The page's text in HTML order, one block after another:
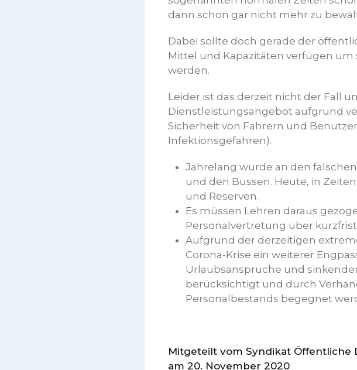
dann schon gar nicht mehr zu
Dabei sollte doch gerade der
Mittel und Kapazitäten verfügen
werden.
Leider ist das derzeit nicht der Fall
Dienstleistungsangebot aufgrund
Sicherheit von Fahrern und
Infektionsgefahren).
Jahrelang wurde an den
und den Bussen. Heute, in
und Reserven.
Es müssen Lehren daraus
Personalvertretung über
Aufgrund der derzeitigen
Corona-Krise ein weiterer
Urlaubsansprüche und
berücksichtigt und durch
Personalbestands begegnet
Mitgeteilt vom Syndikat Öffentliche
am 20. November 2020